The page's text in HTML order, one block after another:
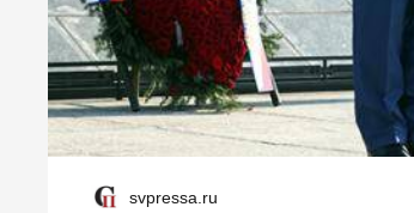
svpressa.ru